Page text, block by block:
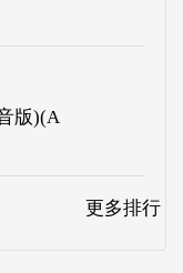
版)(A
更多排行